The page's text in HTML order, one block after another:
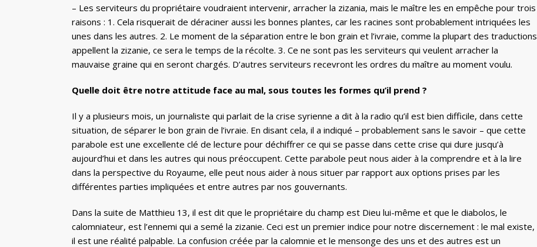
– Les serviteurs du propriétaire voudraient intervenir, arracher la zizania, mais le maître les en empêche pour trois
raisons : 1. Cela risquerait de déraciner aussi les bonnes plantes, car les racines sont probablement intriquées les
unes dans les autres. 2. Le moment de la séparation entre le bon grain et l’ivraie, comme la plupart des traductions
appellent la zizanie, ce sera le temps de la récolte. 3. Ce ne sont pas les serviteurs qui veulent arracher la
mauvaise graine qui en seront chargés. D’autres serviteurs recevront les ordres du maître au moment voulu.
Quelle doit être notre attitude face au mal, sous toutes les formes qu’il prend ?
Il y a plusieurs mois, un journaliste qui parlait de la crise syrienne a dit à la radio qu’il est bien difficile, dans cette
situation, de séparer le bon grain de l’ivraie. En disant cela, il a indiqué – probablement sans le savoir – que cette
parabole est une excellente clé de lecture pour déchiffrer ce qui se passe dans cette crise qui dure jusqu’à
aujourd’hui et dans les autres qui nous préoccupent. Cette parabole peut nous aider à la comprendre et à la lire
dans la perspective du Royaume, elle peut nous aider à nous situer par rapport aux options prises par les
différentes parties impliquées et entre autres par nos gouvernants.
Dans la suite de Matthieu 13, il est dit que le propriétaire du champ est Dieu lui-même et que le diabolos, le
calomniateur, est l’ennemi qui a semé la zizanie. Ceci est un premier indice pour notre discernement : le mal existe,
il est une réalité palpable. La confusion créée par la calomnie et le mensonge des uns et des autres est un